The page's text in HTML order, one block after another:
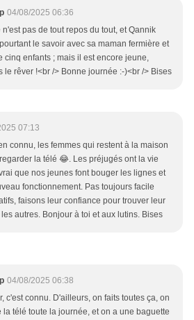
04/08/2025 06:36
n'est pas de tout repos du tout, et Qannik
le savoir avec sa maman fermière et
cinq enfants ; mais il est encore jeune,
le rêver !<br /> Bonne journée :-)<br /> Bises
07:13
connu, les femmes qui restent à la maison
la télé 😂. Les préjugés ont la vie
que nos jeunes font bouger les lignes et
fonctionnement. Pas toujours facile
faisons leur confiance pour trouver leur
autres. Bonjour à toi et aux lutins. Bises
04/08/2025 06:38
c'est connu. D'ailleurs, on faits toutes ça, on
la télé toute la journée, et on a une baguette